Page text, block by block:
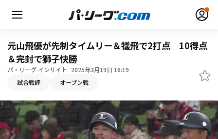
HOME
動画
元山飛優が先制タイムリー＆犠飛で2打点 10得点
＆完封で獅子快勝
パ・リーグ インサイト 2025年3月19日 16:19
試合戦評 オープン戦